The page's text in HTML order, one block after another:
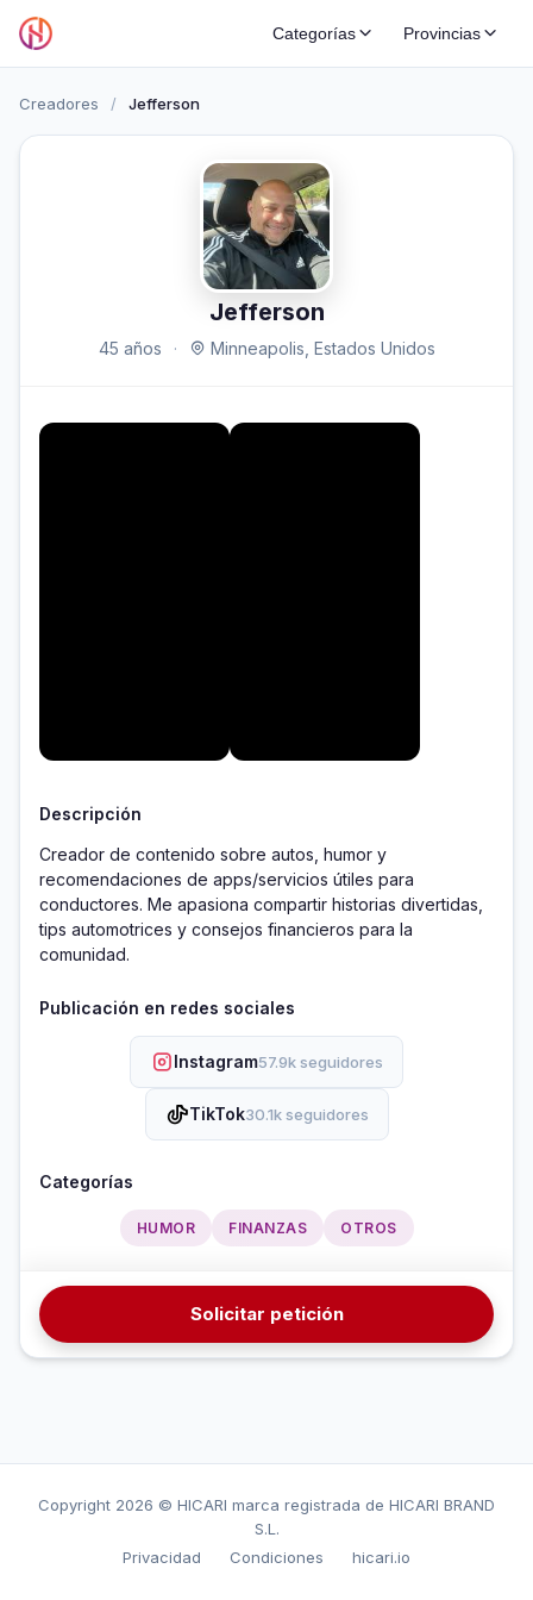
Categorías Provincias
Creadores / Jefferson
Jefferson
45 años · Minneapolis, Estados Unidos
Descripción
Creador de contenido sobre autos, humor y
recomendaciones de apps/servicios útiles para
conductores. Me apasiona compartir historias divertidas,
tips automotrices y consejos financieros para la
comunidad.
Publicación en redes sociales
Instagram57.9k seguidores
TikTok30.1k seguidores
Categorías
HUMOR FINANZAS OTROS
Solicitar petición
Copyright 2026 © HICARI marca registrada de HICARI BRAND
S.L.
Privacidad
Condiciones hicari.io